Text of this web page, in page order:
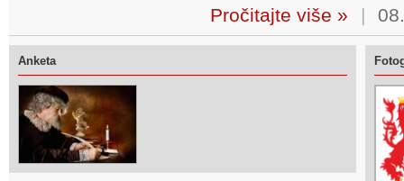
Pročitajte više » |
Anketa